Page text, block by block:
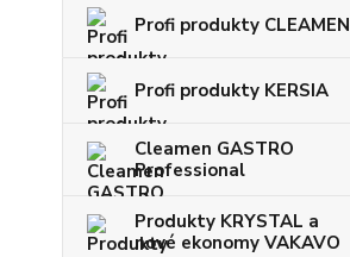
Profi produkty CLEAMEN
Profi produkty KERSIA
Cleamen GASTRO
Professional
Produkty KRYSTAL a
nové ekonomy VAKAVO